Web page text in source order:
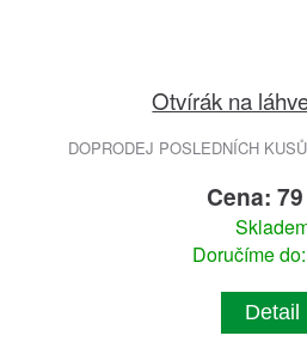
Otvírák na
DOPRODEJ POSLEDNÍCH
Cena:
Doručíme
Detail